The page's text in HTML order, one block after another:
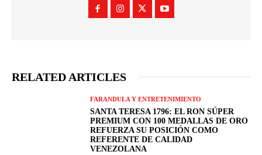
RELATED ARTICLES
FARANDULA Y ENTRETENIMIENTO
SANTA TERESA 1796: EL RON SÚPER
PREMIUM CON 100 MEDALLAS DE ORO
REFUERZA SU POSICIÓN COMO
REFERENTE DE CALIDAD
VENEZOLANA